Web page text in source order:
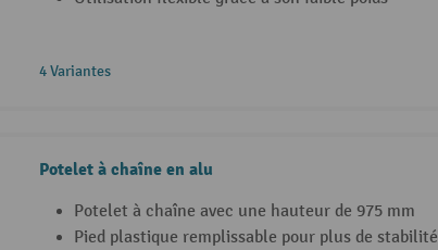
4 Variantes
Potelet à chaîne en alu
Potelet à chaîne avec une hauteur de 975 mm
Pied plastique remplissable pour plus de stabilité